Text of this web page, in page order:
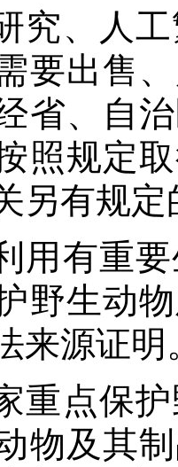
究、人
要出售
省、自
照规定
另有规定
用有重
野生动
来源证明
重点保
物及其